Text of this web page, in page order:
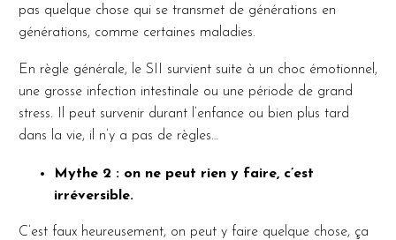
pas quelque chose qui se transmet de générations en
générations, comme certaines maladies.
En règle générale, le SII survient suite à un choc émotionnel,
une grosse infection intestinale ou une période de grand
stress. Il peut survenir durant l’enfance ou bien plus tard
dans la vie, il n’y a pas de règles…
Mythe 2 : on ne peut rien y faire, c’est
irréversible.
C’est faux heureusement, on peut y faire quelque chose, ça